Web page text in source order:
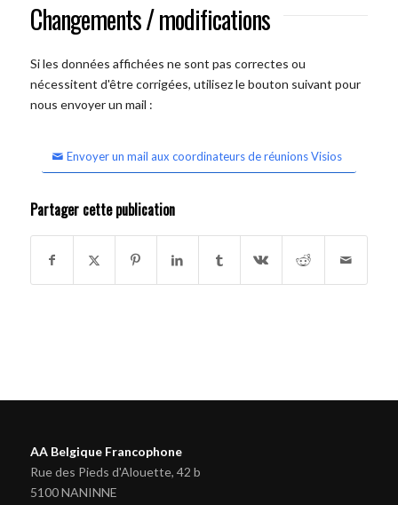
Changements / modifications
Si les données affichées ne sont pas correctes ou
nécessitent d'être corrigées, utilisez le bouton suivant pour
nous envoyer un mail :
Envoyer un mail aux coordinateurs de réunions Visios
Partager cette publication
AA Belgique Francophone
Rue des Pieds d'Alouette, 42 b
5100 NANINNE